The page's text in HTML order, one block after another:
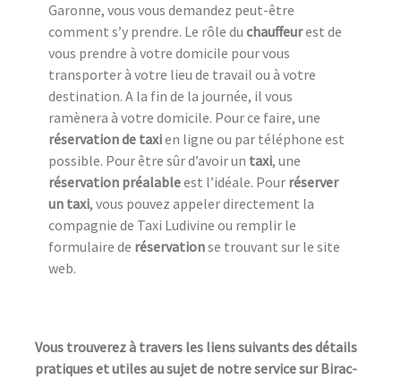
Garonne, vous vous demandez peut-être
comment s’y prendre. Le rôle du chauffeurest de
vous prendre à votre domicile pour vous
transporter à votre lieu de travail ou à votre
destination. A la fin de la journée, il vous
ramènera à votre domicile. Pour ce faire, une
réservation de taxien ligne ou par téléphone est
possible. Pour être sûr d’avoir un taxi, une
réservation préalableest l’idéale. Pour réserver
un taxi, vous pouvez appeler directement la
compagnie de Taxi Ludivine ou remplir le
formulaire de réservationse trouvant sur le site
web.
Vous trouverez à travers les liens suivants des détails
pratiques et utiles au sujet de notre service sur Birac-